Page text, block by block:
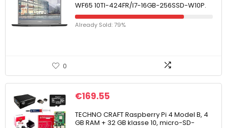
WF65 10TI-424FR/I7-16GB-256SSD-W10P.
Already Sold: 79%
0
€169.55
TECHNO CRAFT Raspberry Pi 4 Model B, 4
GB RAM + 32 GB klasse 10, micro-SD-